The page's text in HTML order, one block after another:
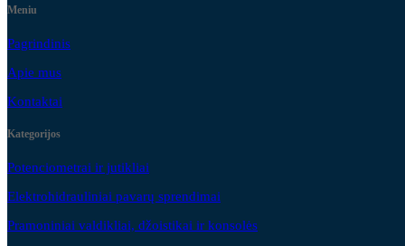
Meniu
Pagrindinis
Apie mus
Kontaktai
Kategorijos
Potenciometrai ir jutikliai
Elektrohidrauliniai pavarų sprendimai
Pramoniniai valdikliai, džoistikai ir konsolės